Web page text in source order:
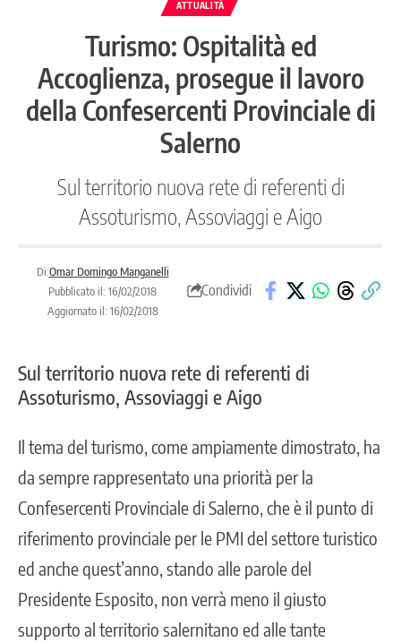
ATTUALITÀ
Turismo: Ospitalità ed
Accoglienza, prosegue il lavoro
della Confesercenti Provinciale di
Salerno
Sul territorio nuova rete di referenti di
Assoturismo, Assoviaggi e Aigo
Di:Omar Domingo Manganelli
Pubblicato il: 16/02/2018
Aggiornato il: 16/02/2018
Condividi
Sul territorio nuova rete di referenti di
Assoturismo, Assoviaggi e Aigo
Il tema del turismo, come ampiamente dimostrato, ha
da sempre rappresentato una priorità per la
Confesercenti Provinciale di Salerno, che è il punto di
riferimento provinciale per le PMI del settore turistico
ed anche quest’anno, stando alle parole del
Presidente Esposito, non verrà meno il giusto
supporto al territorio salernitano ed alle tante